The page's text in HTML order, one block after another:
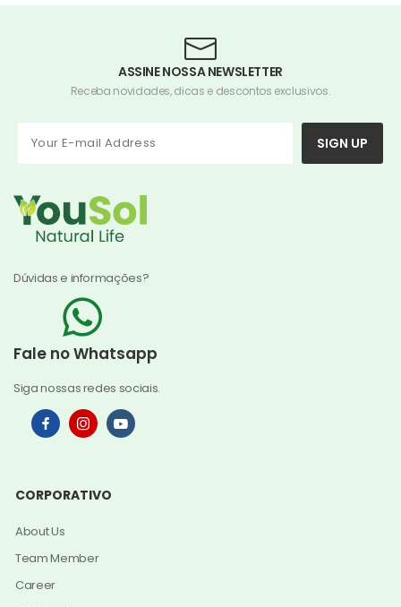
ASSINE NOSSA NEWSLETTER
Receba novidades, dicas e descontos exclusivos.
SIGN UP
Dúvidas e informações?
Fale no Whatsapp
Siga nossas redes sociais.
CORPORATIVO
About Us
Team Member
Career